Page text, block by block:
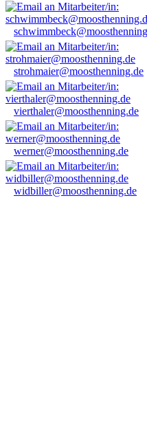
strohmaier@moosthenning.de
vierthaler@moosthenning.de
werner@moosthenning.de
widbiller@moosthenning.de